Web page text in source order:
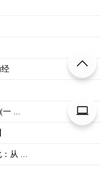
...
从 ...